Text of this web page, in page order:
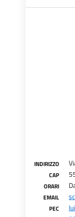
INDIRIZZO
CAP
ORARI
EMAIL
PEC